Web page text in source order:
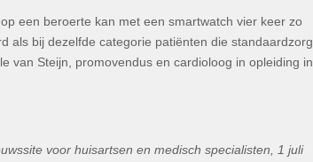
een beroerte kan met een smartwatch vier keer zo
als bij dezelfde categorie patiënten die standaardzorg
van Steijn, promovendus en cardioloog in opleiding in
voor huisartsen en medisch specialisten, 1 juli